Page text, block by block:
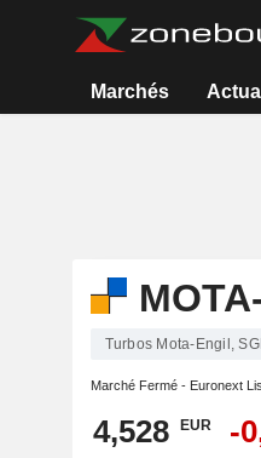
Marchés
Turbos Mota-Engil,
Marché Fermé - Euronext
4,528 EUR -